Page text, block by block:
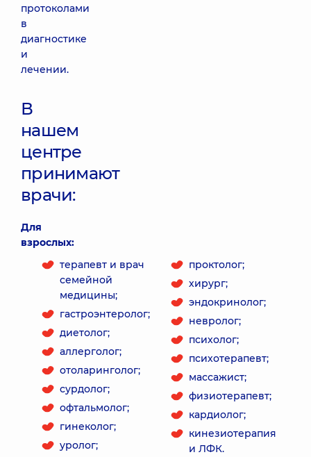
протоколами
в
диагностике
и
лечении.
В
нашем
центре
принимают
врачи:
Для
взрослых:
терапевт и врач
семейной
медицины;
гастроэнтеролог;
диетолог;
аллерголог;
отоларинголог;
сурдолог;
офтальмолог;
гинеколог;
уролог;
проктолог;
хирург;
эндокринолог;
невролог;
психолог;
психотерапевт;
массажист;
физиотерапевт;
кардиолог;
кинезиотерапия
и ЛФК.